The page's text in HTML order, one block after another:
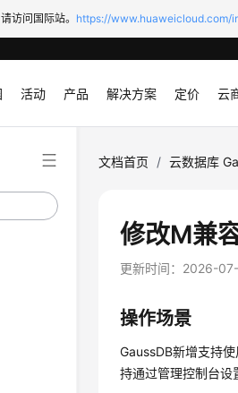
访问国际站。 https://www.huaweicloud.com/
活动 产品 解决方案 定价 云
文档首页 / 云数据库
修改M兼
更新时间： 2026-
操作场景
GaussDB新增支持
持通过管理控制台设